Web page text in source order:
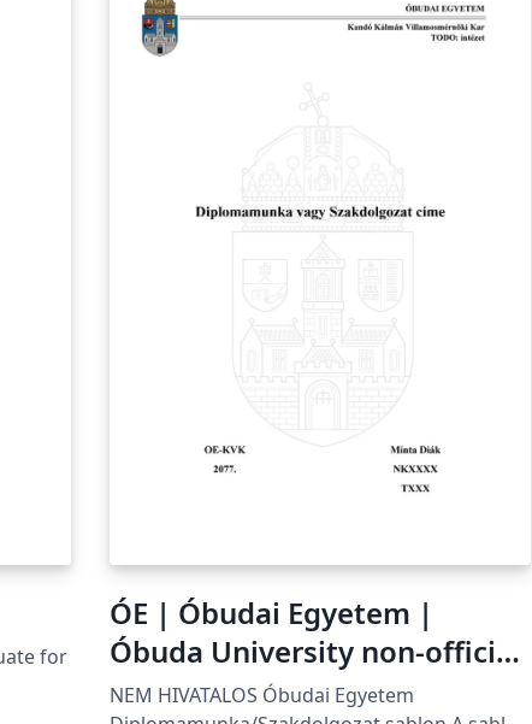
for
ÓE | Óbudai Egyetem |
Óbuda University non-official
thesis template v1.0
NEM HIVATALOS Óbudai Egyetem